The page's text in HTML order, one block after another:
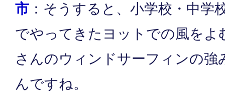
市 ：そうすると、小学校・中学
でやってきたヨットでの風をよ
さんのウィンドサーフィンの強
んですね。